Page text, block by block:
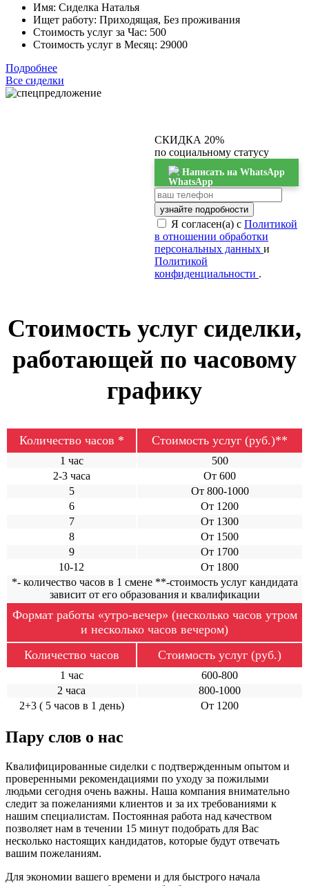
Имя: Сиделка Наталья
Ищет работу: Приходящая, Без проживания
Стоимость услуг за Час: 500
Стоимость услуг в Месяц: 29000
Подробнее
Все сиделки
СКИДКА 20%
по социальному статусу
Написать на WhatsApp
узнайте подробности
Я согласен(а) с Политикой
в отношении обработки
персональных данных и
Политикой
конфиденциальности .
Стоимость услуг сиделки,
работающей по часовому
графику
Количество часов * Стоимость услуг (руб.)**
1 час
500
2-3 часа
От 600
5
От 800-1000
6
От 1200
7
От 1300
8
От 1500
9
От 1700
10-12
От 1800
*- количество часов в 1 смене **-стоимость услуг кандидата
зависит от его образования и квалификации
Формат работы «утро-вечер» (несколько часов утром
и несколько часов вечером)
Количество часов
Стоимость услуг (руб.)
1 час
600-800
2 часа
800-1000
2+3 ( 5 часов в 1 день)
От 1200
Пару слов о нас
Квалифицированные сиделки с подтвержденным опытом и
проверенными рекомендациями по уходу за пожилыми
людьми сегодня очень важны. Наша компания внимательно
следит за пожеланиями клиентов и за их требованиями к
нашим специалистам. Постоянная работа над качеством
позволяет нам в течении 15 минут подобрать для Вас
несколько настоящих кандидатов, которые будут отвечать
вашим пожеланиям.
Для экономии вашего времени и для быстрого начала